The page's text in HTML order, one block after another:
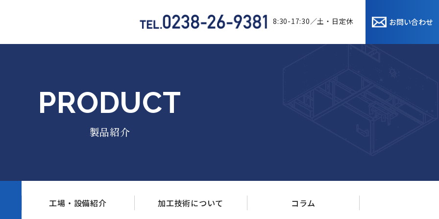
8:30-17:30／土・日定休 お問い合わせ
PRODUCT
製品紹介
工場・設備紹介 加工技術について コラム